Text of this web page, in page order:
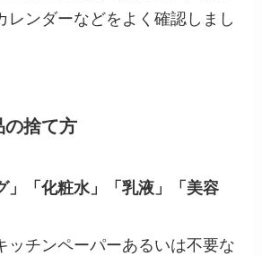
レンダーなどをよく確認しまし
の捨て方
」「化粧水」「乳液」「美容
ッチンペーパーあるいは不要な